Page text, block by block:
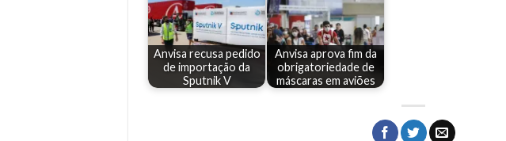
Anvisa recusa pedido
de importação da
Sputnik V
Anvisa aprova fim da
obrigatoriedade de
máscaras em aviões